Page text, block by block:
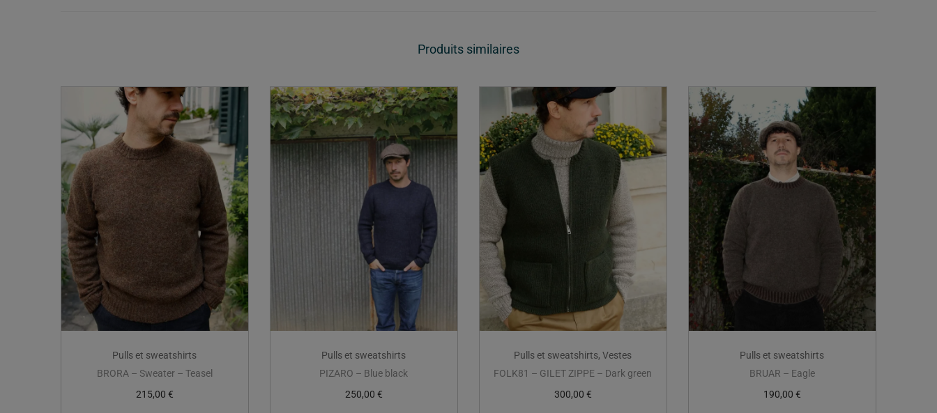
Produits similaires
Pulls et sweatshirts
BRORA – Sweater – Teasel
215,00 €
Pulls et sweatshirts
PIZARO – Blue black
250,00 €
Pulls et sweatshirts,Vestes
FOLK81 – GILET ZIPPE – Dark green
300,00 €
Pulls et sweatshirts
BRUAR – Eagle
190,00 €